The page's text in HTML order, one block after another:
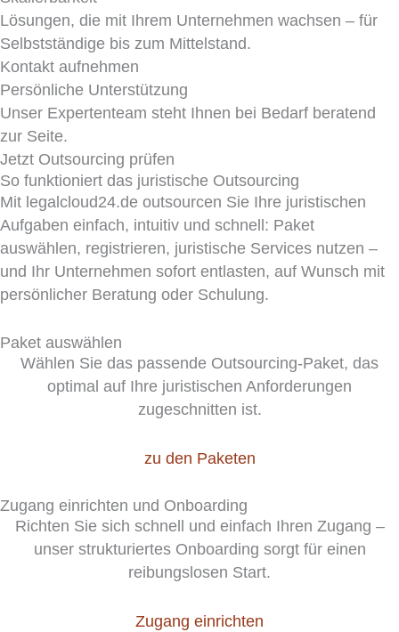
Lösungen, die mit Ihrem Unternehmen wachsen – für
Selbstständige bis zum Mittelstand.
Kontakt aufnehmen
Persönliche Unterstützung
Unser Expertenteam steht Ihnen bei Bedarf beratend
zur Seite.
Jetzt Outsourcing prüfen
So funktioniert das juristische Outsourcing
Mit legalcloud24.de outsourcen Sie Ihre juristischen
Aufgaben einfach, intuitiv und schnell: Paket
auswählen, registrieren, juristische Services nutzen –
und Ihr Unternehmen sofort entlasten, auf Wunsch mit
persönlicher Beratung oder Schulung.
Paket auswählen
Wählen Sie das passende Outsourcing-Paket, das
optimal auf Ihre juristischen Anforderungen
zugeschnitten ist.
zu den Paketen
Zugang einrichten und Onboarding
Richten Sie sich schnell und einfach Ihren Zugang –
unser strukturiertes Onboarding sorgt für einen
reibungslosen Start.
Zugang einrichten